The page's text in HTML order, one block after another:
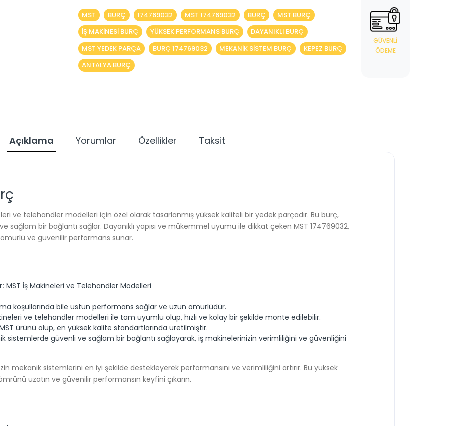
MST BURÇ 174769032 MST 174769032 BURÇ
MST BURÇ
IŞ MAKINESI BURÇ
YÜKSEK PERFORMANS BURÇ
DAYANIKLI BURÇ
MST YEDEK PARÇA
BURÇ 174769032 MEKANIK SISTEM BURÇ
KEPEZ BURÇ
ANTALYA BURÇ
GÜVENLI
ÖDEME
Açıklama Yorumlar Özellikler Taksit
ve telehandler modelleri için özel olarak tasarlanmış yüksek kaliteli bir yedek parçadır. Bu burç,
sağlam bir bağlantı sağlar. Dayanıklı yapısı ve mükemmel uyumu ile dikkat çeken MST 174769032,
ve güvenilir performans sunar.
MST İş Makineleri ve Telehandler Modelleri
koşullarında bile üstün performans sağlar ve uzun ömürlüdür.
ve telehandler modelleri ile tam uyumlu olup, hızlı ve kolay bir şekilde monte edilebilir.
ürünü olup, en yüksek kalite standartlarında üretilmiştir.
sistemlerde güvenli ve sağlam bir bağlantı sağlayarak, iş makinelerinizin verimliliğini ve güvenliğini
mekanik sistemlerini en iyi şekilde destekleyerek performansını ve verimliliğini artırır. Bu yüksek
uzatın ve güvenilir performansın keyfini çıkarın.